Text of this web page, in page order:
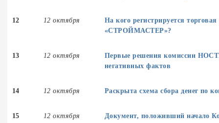
12 12 октября
На кого регистрируется
«СТРОЙМАСТЕР»?
13 12 октября
Первые решения комиссии
негативных фактов
14 12 октября Раскрыта схема сбора денег по
15 12 октября Документ, положивший начало